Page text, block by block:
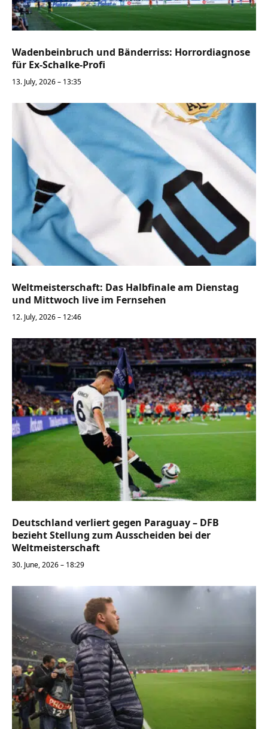
Wadenbeinbruch und Bänderriss: Horrordiagnose
für Ex-Schalke-Profi
13. July, 2026 – 13:35
Weltmeisterschaft: Das Halbfinale am Dienstag
und Mittwoch live im Fernsehen
12. July, 2026 – 12:46
Deutschland verliert gegen Paraguay – DFB
bezieht Stellung zum Ausscheiden bei der
Weltmeisterschaft
30. June, 2026 – 18:29